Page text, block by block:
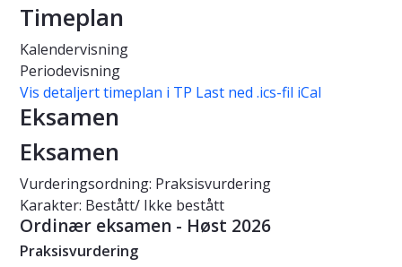
Timeplan
Kalendervisning
Periodevisning
Vis detaljert timeplan i TP Last ned .ics-fil iCal
Eksamen
Eksamen
Vurderingsordning: Praksisvurdering
Karakter: Bestått/ Ikke bestått
Ordinær eksamen - Høst 2026
Praksisvurdering